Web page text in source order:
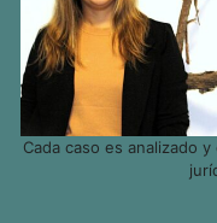
Cada caso es analizado